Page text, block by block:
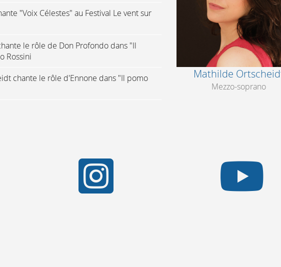
"Voix Célestes" au Festival Le vent sur
le rôle de Don Profondo dans "Il
Rossini
chante le rôle d'Ennone dans "Il pomo
Mathilde
Mezzo-soprano